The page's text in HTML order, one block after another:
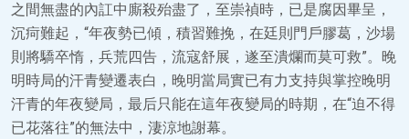
之間無盡的內訌中廝殺殆盡了，至崇禎時，已是腐因畢呈，
沉疴難起，“年夜勢已傾，積習難挽，在廷則門戶膠葛，沙場
則將驕卒惰，兵荒四告，流寇舒展，遂至潰爛而莫可救”。晚
明時局的汗青變遷表白，晚明當局實已有力支持與掌控晚明
汗青的年夜變局，最后只能在這年夜變局的時期，在“迫不得
已花落往”的無法中，淒涼地謝幕。